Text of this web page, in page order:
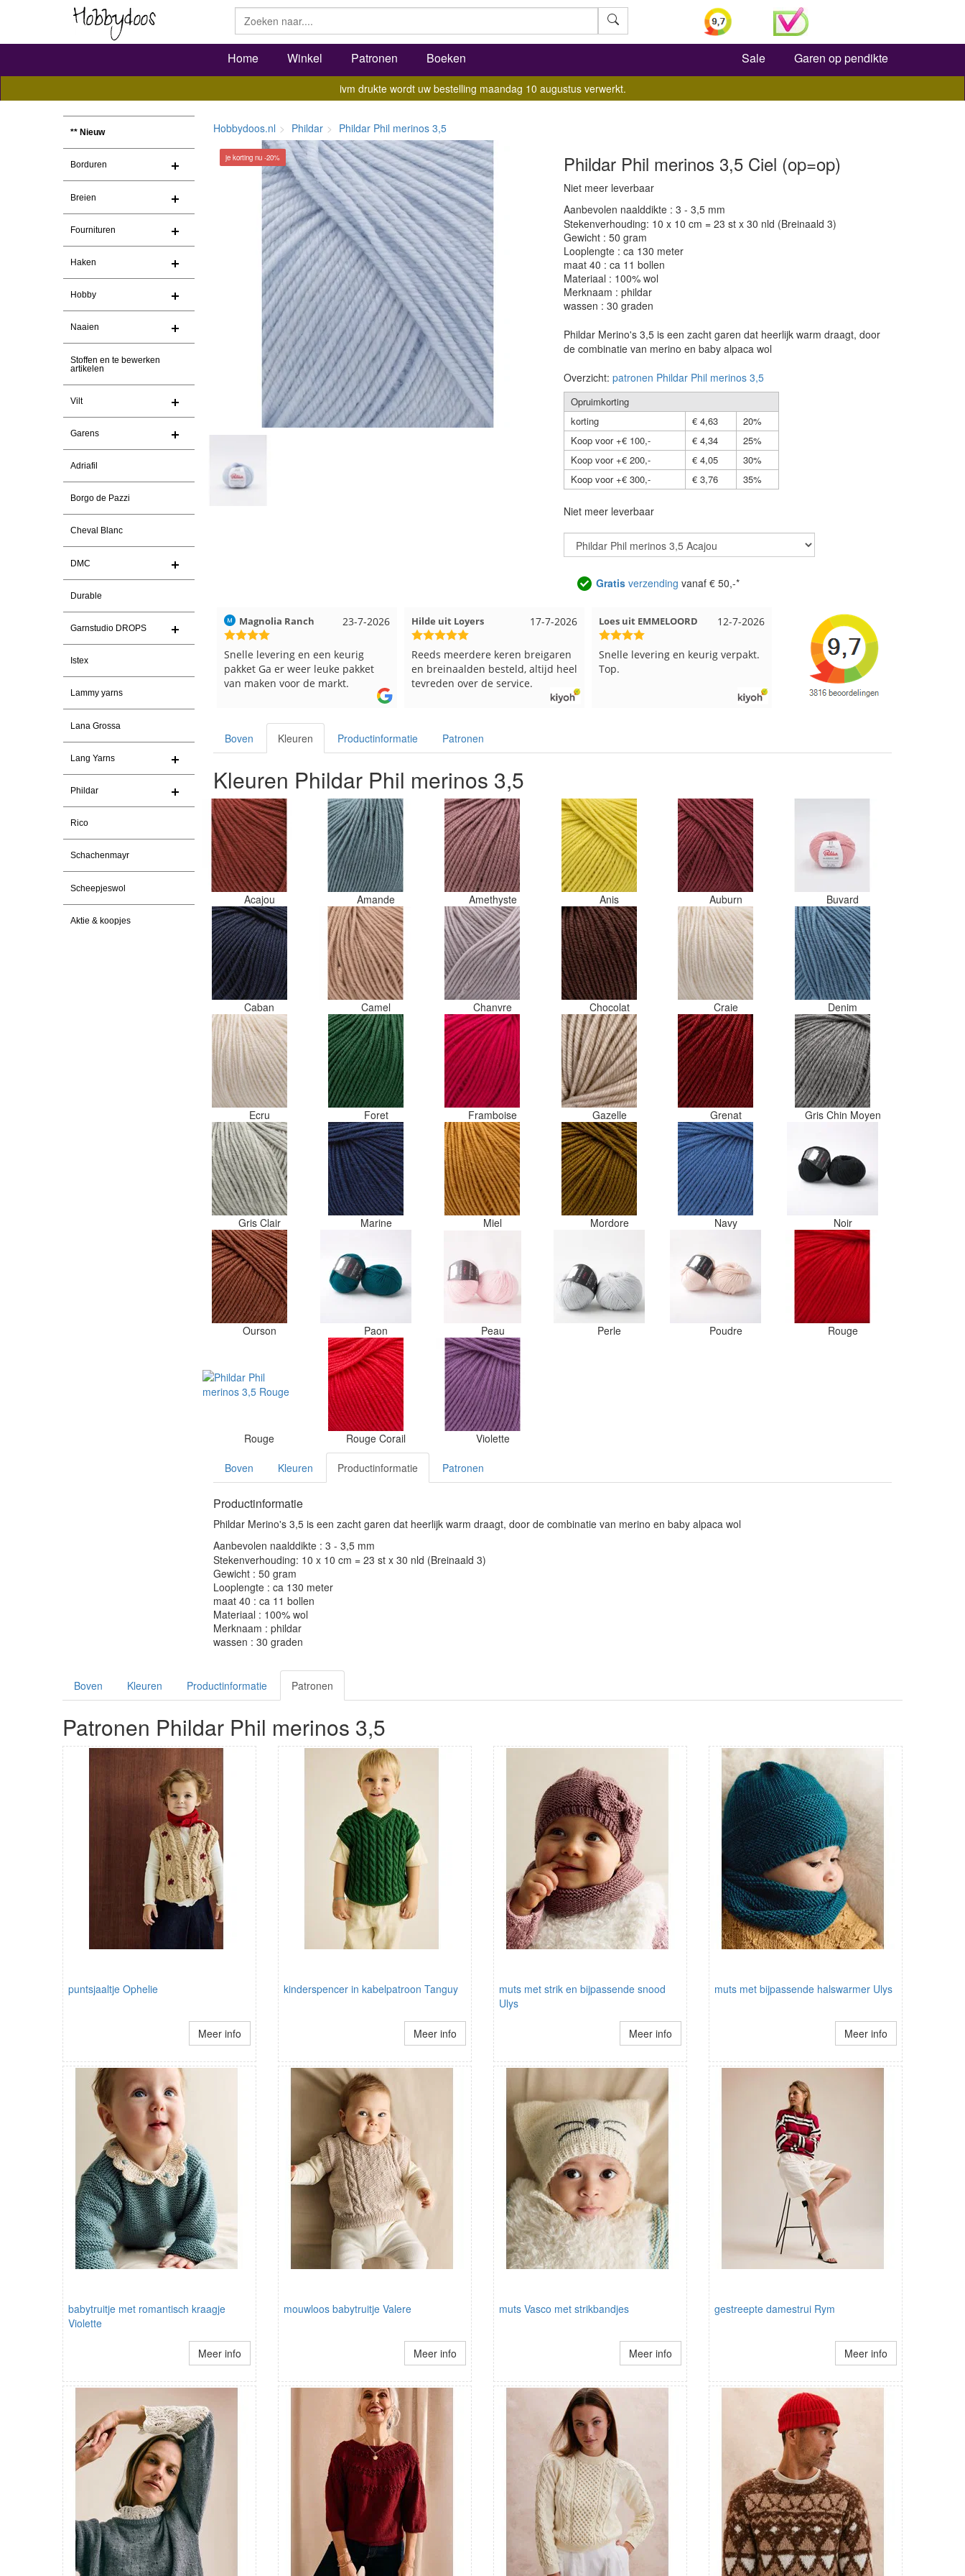
Zoeken
Home Winkel Patronen Boeken Sale Garen op pendikte
ivm drukte wordt uw bestelling maandag 10 augustus verwerkt.
** Nieuw
Borduren
Breien
Fournituren
Haken
Hobby
Naaien
Stoffen en te bewerken
artikelen
Vilt
Garens
Adriafil
Borgo de Pazzi
Cheval Blanc
DMC
Durable
Garnstudio DROPS
Istex
Lammy yarns
Lana Grossa
Lang Yarns
Phildar
Rico
Schachenmayr
Scheepjeswol
Aktie & koopjes
Hobbydoos.nl Phildar Phildar Phil merinos 3,5
je korting nu -20% Phildar Phil merinos 3,5 Ciel (op=op)
Niet meer leverbaar
Aanbevolen naalddikte : 3 - 3,5 mm
Stekenverhouding: 10 x 10 cm = 23 st x 30 nld (Breinaald 3)
Gewicht : 50 gram
Looplengte : ca 130 meter
maat 40 : ca 11 bollen
Materiaal : 100% wol
Merknaam : phildar
wassen : 30 graden
Phildar Merino's 3,5 is een zacht garen dat heerlijk warm draagt, door
de combinatie van merino en baby alpaca wol
Overzicht: patronen Phildar Phil merinos 3,5
Opruimkorting
korting
€ 4,63
20%
Koop voor +€ 100,-
€ 4,34
25%
Koop voor +€ 200,-
€ 4,05
30%
Koop voor +€ 300,-
€ 3,76 35%
Niet meer leverbaar
Gratisverzending vanaf € 50,-*
Snelle levering. En prima garen
23-7-2026
Magnolia Ranch
Snelle levering en een keurig
pakket Ga er weer leuke pakket
van maken voor de markt.
17-7-2026
Hilde uit Loyers
Reeds meerdere keren breigaren
en breinaalden besteld, altijd heel
tevreden over de service.
12-7-2026
Loes uit EMMELOORD
Snelle levering en keurig verpakt.
Top.
Nell uit Beuningen
Goed verpakt en snelgeleverd
Boven Kleuren Productinformatie Patronen
Kleuren Phildar Phil merinos 3,5
Acajou Amande Amethyste Anis Auburn Buvard
Caban Camel Chanvre Chocolat Craie Denim
Ecru Foret Framboise Gazelle Grenat Gris Chin Moyen
Gris Clair Marine Miel Mordore Navy Noir
Ourson Paon Peau Perle Poudre Rouge
Rouge Rouge Corail Violette
Boven Kleuren Productinformatie Patronen
Productinformatie
Phildar Merino's 3,5 is een zacht garen dat heerlijk warm draagt, door de combinatie van merino en baby alpaca wol
Aanbevolen naalddikte : 3 - 3,5 mm
Stekenverhouding: 10 x 10 cm = 23 st x 30 nld (Breinaald 3)
Gewicht : 50 gram
Looplengte : ca 130 meter
maat 40 : ca 11 bollen
Materiaal : 100% wol
Merknaam : phildar
wassen : 30 graden
Boven Kleuren Productinformatie Patronen
Patronen Phildar Phil merinos 3,5
puntsjaaltje Ophelie
Meer info
kinderspencer in kabelpatroon Tanguy
Meer info
muts met strik en bijpassende snood
Ulys
Meer info
muts met bijpassende halswarmer Ulys
Meer info
babytruitje met romantisch kraagje
Violette
Meer info
mouwloos babytruitje Valere
Meer info
muts Vasco met strikbandjes
Meer info
gestreepte damestrui Rym
Meer info